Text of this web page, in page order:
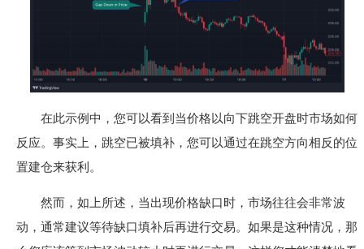
在此示例中，您可以看到当价格以向下跳空开盘时市场如何
反应。事实上，跳空已被填补，您可以通过在跳空方向相反的位
置建仓来获利。
然而，如上所述，当出现价格缺口时，市场往往会非常波
动，通常建议等待缺口填补后再进行交易。如果是这种情况，那